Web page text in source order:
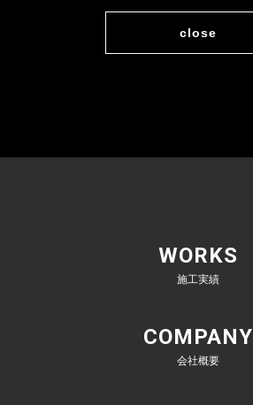
close
WORKS
施工実績
COMPANY
会社概要